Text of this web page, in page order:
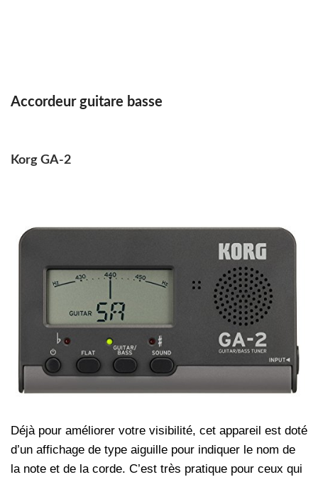
Accordeur guitare basse
Korg GA-2
Déjà pour améliorer votre visibilité, cet appareil est doté
d’un affichage de type aiguille pour indiquer le nom de
la note et de la corde. C’est très pratique pour ceux qui